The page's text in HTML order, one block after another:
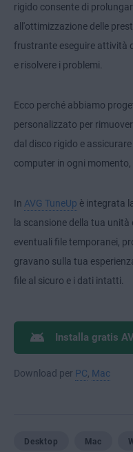
rigido consente di
all'ottimizzazione delle
frustrante eseguire attività
e risolvere i problemi.
Ecco perché abbiamo
personalizzato per
dal disco rigido e
computer in ogni
In AVG TuneUp è integrata
la scansione della tua
eventuali file temporanei,
gravano sulla tua
file al sicuro e i dati intatti.
Installa gratis
Download per PC, Mac
Desktop Mac